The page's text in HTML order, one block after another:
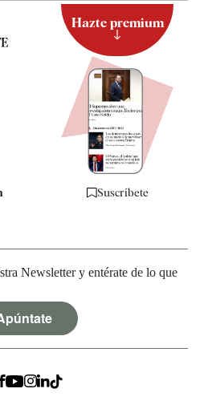
Hazte premium
Suscríbete
Newsletter y entérate de lo que